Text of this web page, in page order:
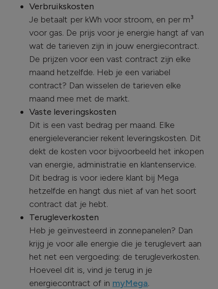
Verbruikskosten
Je betaalt per kWh voor stroom, en per m³
voor gas. De prijs voor je energie hangt af van
wat de tarieven zijn in jouw energiecontract.
De prijzen voor een vast contract zijn elke
maand hetzelfde. Heb je een variabel
contract? Dan wisselen de tarieven elke
maand mee met de markt.
Vaste leveringskosten
Dit is een vast bedrag per maand. Elke
energieleverancier rekent leveringskosten. Dit
dekt de kosten voor bijvoorbeeld het inkopen
van energie, administratie en klantenservice.
Dit bedrag is voor iedere klant bij Mega
hetzelfde en hangt dus niet af van het soort
contract dat je hebt.
Terugleverkosten
Heb je geïnvesteerd in zonnepanelen? Dan
krijg je voor alle energie die je teruglevert aan
het net een vergoeding: de terugleverkosten.
Hoeveel dit is, vind je terug in je
energiecontract of in myMega.